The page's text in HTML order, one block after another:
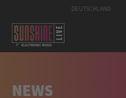
DEUTSCHLAND
NEWS